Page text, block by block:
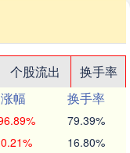
个股流出
换手率
涨幅
换手率
79.39%
16.80%